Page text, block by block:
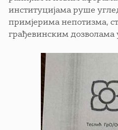
институцијама руше
примјерима непотизма,
грађевинским дозволама